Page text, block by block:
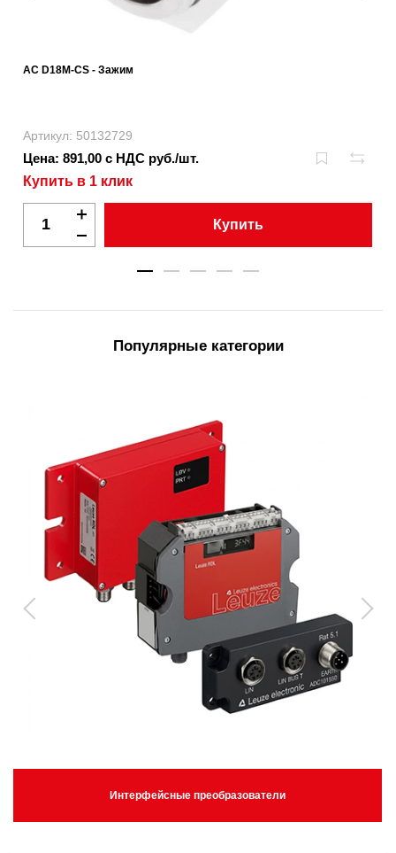
AC D18M-CS - Зажим
Артикул: 50132729
Цена: 891,00 с НДС руб./шт.
Купить в 1 клик
Купить
Популярные категории
Интерфейсные преобразователи